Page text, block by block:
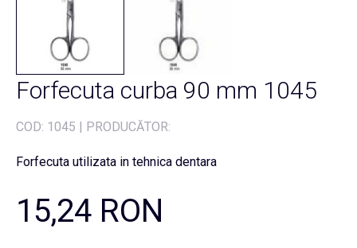
Forfecuta curba 90 mm 1045
COD: 1045 | PRODUCĂTOR:
Forfecuta utilizata in tehnica dentara
15,24 RON